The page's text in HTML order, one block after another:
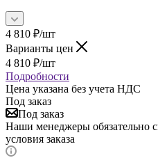
4 810 ₽/шт
Варианты цен
4 810 ₽/шт
Подробности
Цена указана без учета НДС
Под заказ
Под заказ
Наши менеджеры обязательно
условия заказа